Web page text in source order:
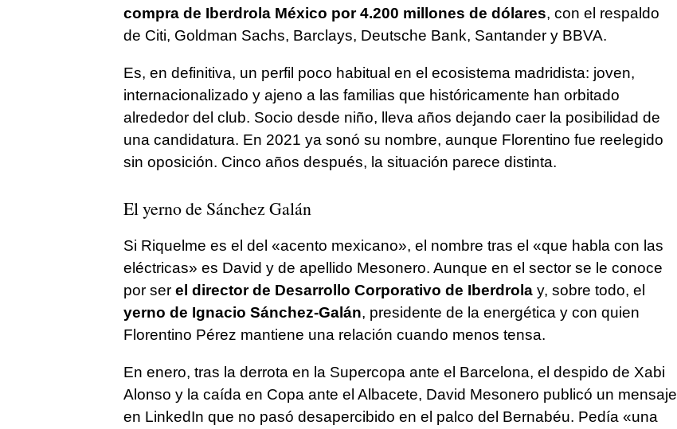
compra de Iberdrola México por 4.200 millones de dólares, con el respaldo
de Citi, Goldman Sachs, Barclays, Deutsche Bank, Santander y BBVA.
Es, en definitiva, un perfil poco habitual en el ecosistema madridista: joven,
internacionalizado y ajeno a las familias que históricamente han orbitado
alrededor del club. Socio desde niño, lleva años dejando caer la posibilidad de
una candidatura. En 2021 ya sonó su nombre, aunque Florentino fue reelegido
sin oposición. Cinco años después, la situación parece distinta.
El yerno de Sánchez Galán
Si Riquelme es el del «acento mexicano», el nombre tras el «que habla con las
eléctricas» es David y de apellido Mesonero. Aunque en el sector se le conoce
por serel director de Desarrollo Corporativo de Iberdrolay, sobre todo, el
yerno de Ignacio Sánchez-Galán, presidente de la energética y con quien
Florentino Pérez mantiene una relación cuando menos tensa.
En enero, tras la derrota en la Supercopa ante el Barcelona, el despido de Xabi
Alonso y la caída en Copa ante el Albacete, David Mesonero publicó un mensaje
en LinkedIn que no pasó desapercibido en el palco del Bernabéu. Pedía «una